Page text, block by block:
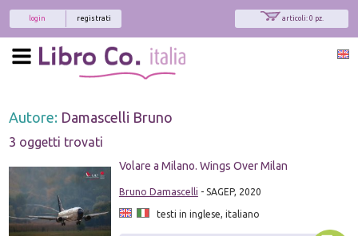
articoli: 0 pz.
registrati
login
Autore: Damascelli Bruno
3 oggetti trovati
Volare a Milano. Wings Over Milan
Bruno Damascelli - SAGEP, 2020
testi in inglese, italiano